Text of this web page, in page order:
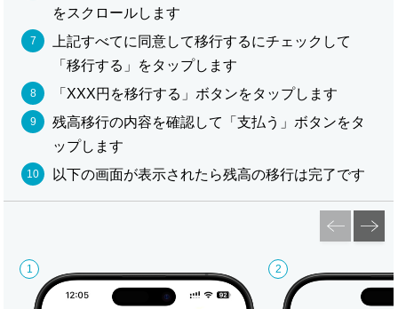
をスクロールします
上記すべてに同意して移行するにチェックして
「移行する」をタップします
「XXX円を移行する」ボタンをタップします
残高移行の内容を確認して「支払う」ボタンをタ
ップします
以下の画面が表示されたら残高の移行は完了です